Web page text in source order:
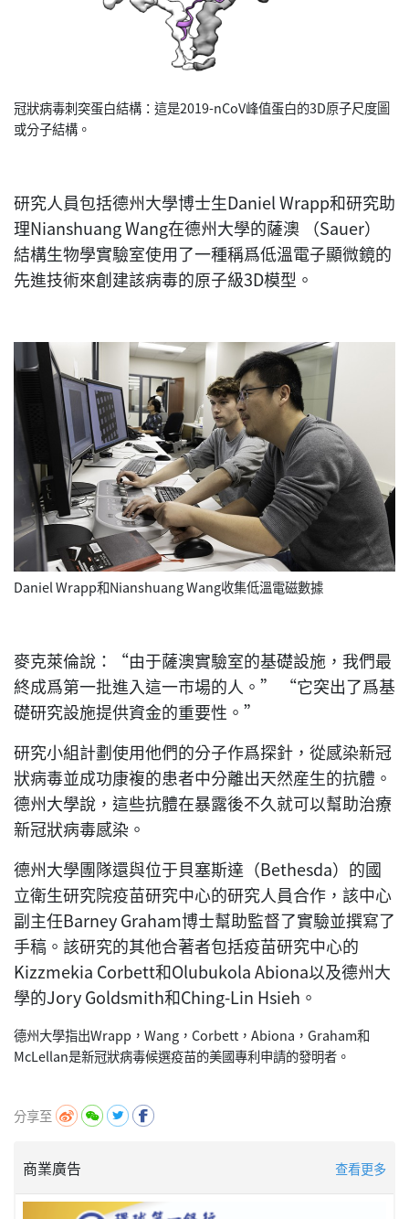
冠狀病毒刺突蛋白結構：這是2019-nCoV峰值蛋白的3D原子尺度圖
或分子結構。
研究人員包括德州大學博士生Daniel Wrapp和研究助
理Nianshuang Wang在德州大學的薩澳 （Sauer）
結構生物學實驗室使用了一種稱爲低溫電子顯微鏡的
先進技術來創建該病毒的原子級3D模型。
Daniel Wrapp和Nianshuang Wang收集低溫電磁數據
麥克萊倫說：“由于薩澳實驗室的基礎設施，我們最
終成爲第一批進入這一市場的人。” “它突出了爲基
礎研究設施提供資金的重要性。”
研究小組計劃使用他們的分子作爲探針，從感染新冠
狀病毒並成功康複的患者中分離出天然産生的抗體。
德州大學說，這些抗體在暴露後不久就可以幫助治療
新冠狀病毒感染。
德州大學團隊還與位于貝塞斯達（Bethesda）的國
立衛生研究院疫苗研究中心的研究人員合作，該中心
副主任Barney Graham博士幫助監督了實驗並撰寫了
手稿。該研究的其他合著者包括疫苗研究中心的
Kizzmekia Corbett和Olubukola Abiona以及德州大
學的Jory Goldsmith和Ching-Lin Hsieh。
德州大學指出Wrapp，Wang，Corbett，Abiona，Graham和
McLellan是新冠狀病毒候選疫苗的美國專利申請的發明者。
分享至
商業廣告 查看更多